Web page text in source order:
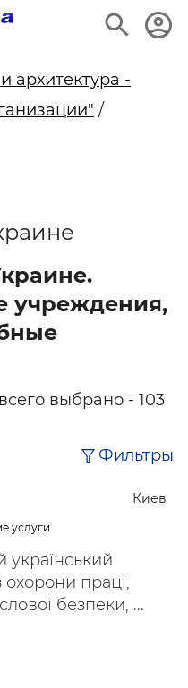
архитектура -
/
учреждения,
всего выбрано - 103
Фильтры
Киев
услуги
український
праці,
безпеки, ...